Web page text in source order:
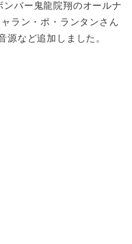
バー鬼龍院翔のオールナ
ラン・ポ・ランタンさん
源など追加しました。